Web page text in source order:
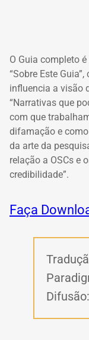
O Guia completo
“Sobre Este
influencia a visão
“Narrativas que
com que
difamação e como
da arte da
relação a OSCs e
credibilidade”.
Faça